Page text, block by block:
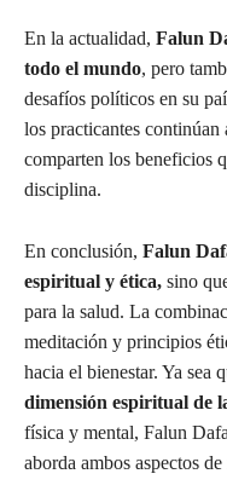
En la actualidad, Falun
todo el mundo, pero
desafíos políticos en su
los practicantes
comparten los beneficios
disciplina.
En conclusión, Falun
espiritual y ética, sino
para la salud. La
meditación y principios
hacia el bienestar. Ya sea
dimensión espiritual de
física y mental, Falun
aborda ambos aspectos